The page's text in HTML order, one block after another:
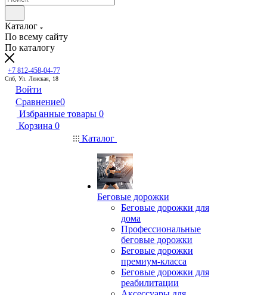
Каталог
По всему сайту
По каталогу
+7 812-458-04-77
Спб, Ул. Ленская, 18
Войти
Сравнение0
Избранные товары 0
Корзина 0
Каталог
Беговые дорожки
Беговые дорожки для
дома
Профессиональные
беговые дорожки
Беговые дорожки
премиум-класса
Беговые дорожки для
реабилитации